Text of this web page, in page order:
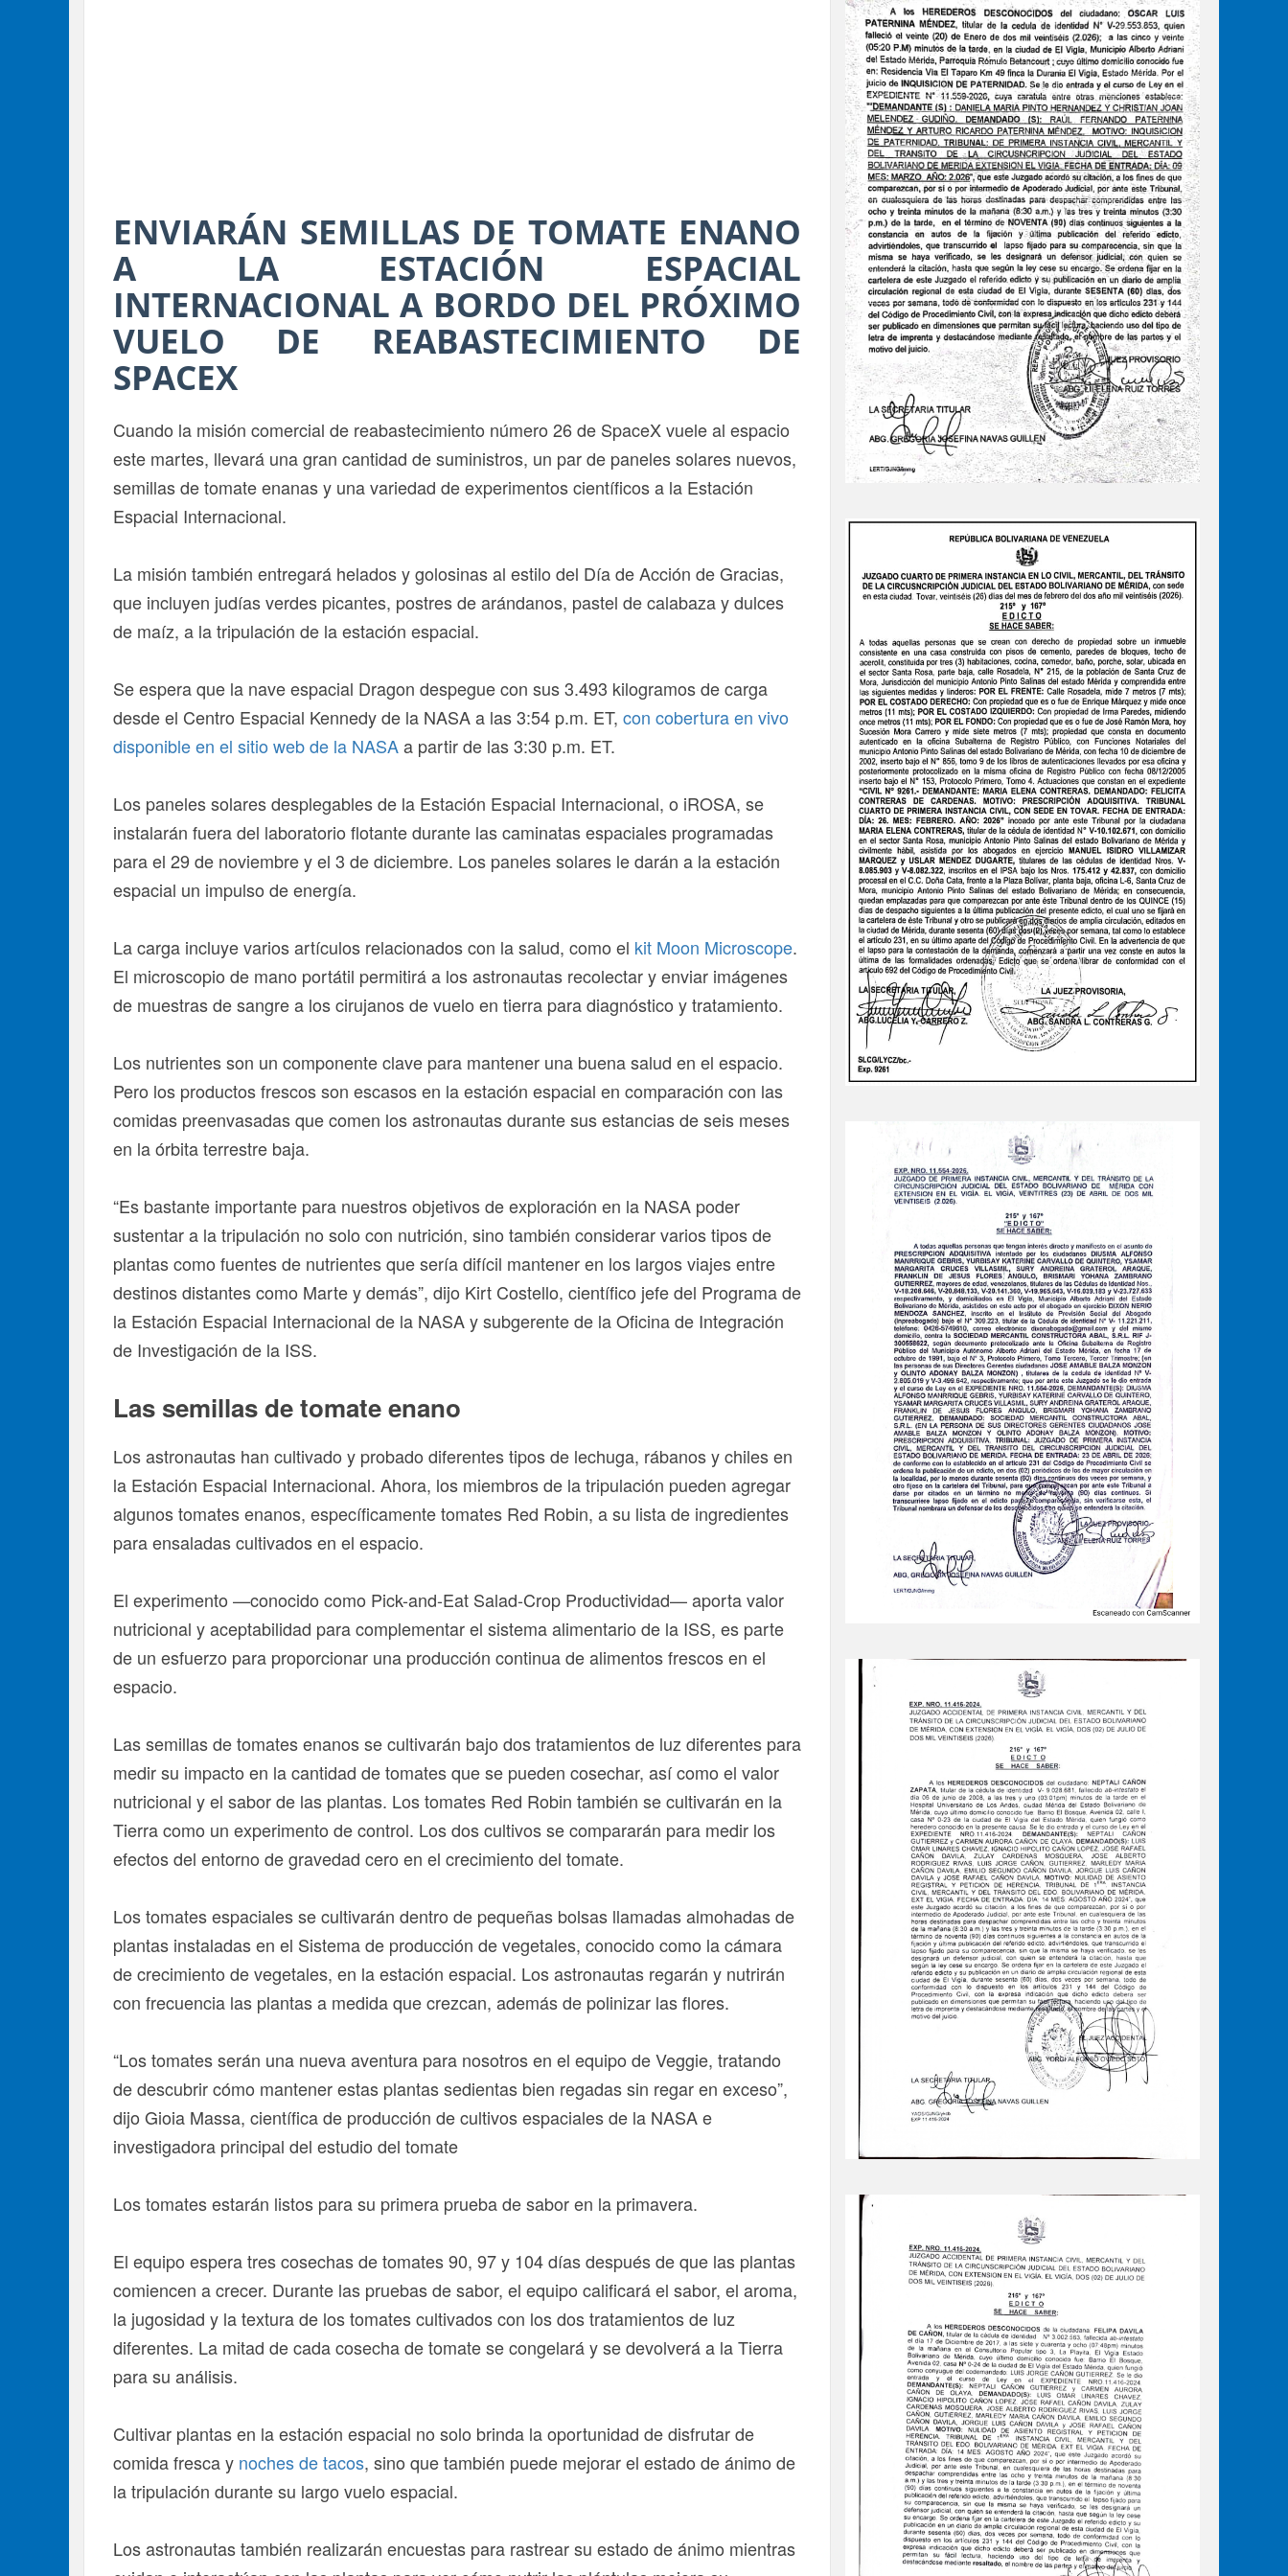
ENVIARÁN SEMILLAS DE TOMATE ENANO
A LA ESTACIÓN ESPACIAL
INTERNACIONAL A BORDO DEL PRÓXIMO
VUELO DE REABASTECIMIENTO DE
SPACEX
Cuando la misión comercial de reabastecimiento número 26 de SpaceX vuele al espacio
este martes, llevará una gran cantidad de suministros, un par de paneles solares nuevos,
semillas de tomate enanas y una variedad de experimentos científicos a la Estación
Espacial Internacional.
La misión también entregará helados y golosinas al estilo del Día de Acción de Gracias,
que incluyen judías verdes picantes, postres de arándanos, pastel de calabaza y dulces
de maíz, a la tripulación de la estación espacial.
Se espera que la nave espacial Dragon despegue con sus 3.493 kilogramos de carga
desde el Centro Espacial Kennedy de la NASA a las 3:54 p.m. ET, con cobertura en vivo
disponible en el sitio web de la NASAa partir de las 3:30 p.m. ET.
Los paneles solares desplegables de la Estación Espacial Internacional, o iROSA, se
instalarán fuera del laboratorio flotante durante las caminatas espaciales programadas
para el 29 de noviembre y el 3 de diciembre. Los paneles solares le darán a la estación
espacial un impulso de energía.
La carga incluye varios artículos relacionados con la salud, como el kit Moon Microscope.
El microscopio de mano portátil permitirá a los astronautas recolectar y enviar imágenes
de muestras de sangre a los cirujanos de vuelo en tierra para diagnóstico y tratamiento.
Los nutrientes son un componente clave para mantener una buena salud en el espacio.
Pero los productos frescos son escasos en la estación espacial en comparación con las
comidas preenvasadas que comen los astronautas durante sus estancias de seis meses
en la órbita terrestre baja.
“Es bastante importante para nuestros objetivos de exploración en la NASA poder
sustentar a la tripulación no solo con nutrición, sino también considerar varios tipos de
plantas como fuentes de nutrientes que sería difícil mantener en los largos viajes entre
destinos distantes como Marte y demás”, dijo Kirt Costello, científico jefe del Programa de
la Estación Espacial Internacional de la NASA y subgerente de la Oficina de Integración
de Investigación de la ISS.
Las semillas de tomate enano
Los astronautas han cultivado y probado diferentes tipos de lechuga, rábanos y chiles en
la Estación Espacial Internacional. Ahora, los miembros de la tripulación pueden agregar
algunos tomates enanos, específicamente tomates Red Robin, a su lista de ingredientes
para ensaladas cultivados en el espacio.
El experimento —conocido como Pick-and-Eat Salad-Crop Productividad— aporta valor
nutricional y aceptabilidad para complementar el sistema alimentario de la ISS, es parte
de un esfuerzo para proporcionar una producción continua de alimentos frescos en el
espacio.
Las semillas de tomates enanos se cultivarán bajo dos tratamientos de luz diferentes para
medir su impacto en la cantidad de tomates que se pueden cosechar, así como el valor
nutricional y el sabor de las plantas. Los tomates Red Robin también se cultivarán en la
Tierra como un experimento de control. Los dos cultivos se compararán para medir los
efectos del entorno de gravedad cero en el crecimiento del tomate.
Los tomates espaciales se cultivarán dentro de pequeñas bolsas llamadas almohadas de
plantas instaladas en el Sistema de producción de vegetales, conocido como la cámara
de crecimiento de vegetales, en la estación espacial. Los astronautas regarán y nutrirán
con frecuencia las plantas a medida que crezcan, además de polinizar las flores.
“Los tomates serán una nueva aventura para nosotros en el equipo de Veggie, tratando
de descubrir cómo mantener estas plantas sedientas bien regadas sin regar en exceso”,
dijo Gioia Massa, científica de producción de cultivos espaciales de la NASA e
investigadora principal del estudio del tomate
Los tomates estarán listos para su primera prueba de sabor en la primavera.
El equipo espera tres cosechas de tomates 90, 97 y 104 días después de que las plantas
comiencen a crecer. Durante las pruebas de sabor, el equipo calificará el sabor, el aroma,
la jugosidad y la textura de los tomates cultivados con los dos tratamientos de luz
diferentes. La mitad de cada cosecha de tomate se congelará y se devolverá a la Tierra
para su análisis.
Cultivar plantas en la estación espacial no solo brinda la oportunidad de disfrutar de
comida fresca y noches de tacos, sino que también puede mejorar el estado de ánimo de
la tripulación durante su largo vuelo espacial.
Los astronautas también realizarán encuestas para rastrear su estado de ánimo mientras